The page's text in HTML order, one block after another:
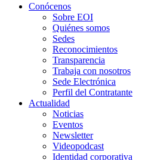
Conócenos
Sobre EOI
Quiénes somos
Sedes
Reconocimientos
Transparencia
Trabaja con nosotros
Sede Electrónica
Perfil del Contratante
Actualidad
Noticias
Eventos
Newsletter
Videopodcast
Identidad corporativa